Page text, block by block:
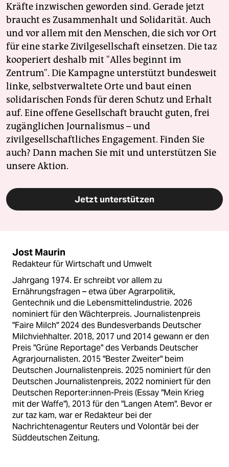
Kräfte inzwischen geworden sind. Gerade jetzt
braucht es Zusammenhalt und Solidarität. Auch
und vor allem mit den Menschen, die sich vor Ort
für eine starke Zivilgesellschaft einsetzen. Die taz
kooperiert deshalb mit "Alles beginnt im
Zentrum". Die Kampagne unterstützt bundesweit
linke, selbstverwaltete Orte und baut einen
solidarischen Fonds für deren Schutz und Erhalt
auf. Eine offene Gesellschaft braucht guten, frei
zugänglichen Journalismus – und
zivilgesellschaftliches Engagement. Finden Sie
auch? Dann machen Sie mit und unterstützen Sie
unsere Aktion.
Jetzt unterstützen
Jost Maurin
Redakteur für Wirtschaft und Umwelt
Jahrgang 1974. Er schreibt vor allem zu
Ernährungsfragen – etwa über Agrarpolitik,
Gentechnik und die Lebensmittelindustrie. 2026
nominiert für den Wächterpreis. Journalistenpreis
"Faire Milch" 2024 des Bundesverbands Deutscher
Milchviehhalter. 2018, 2017 und 2014 gewann er den
Preis "Grüne Reportage" des Verbands Deutscher
Agrarjournalisten. 2015 "Bester Zweiter" beim
Deutschen Journalistenpreis. 2025 nominiert für den
Deutschen Journalistenpreis, 2022 nominiert für den
Deutschen Reporter:innen-Preis (Essay "Mein Krieg
mit der Waffe"), 2013 für den "Langen Atem". Bevor er
zur taz kam, war er Redakteur bei der
Nachrichtenagentur Reuters und Volontär bei der
Süddeutschen Zeitung.